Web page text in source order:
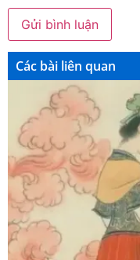
Các bài liên quan